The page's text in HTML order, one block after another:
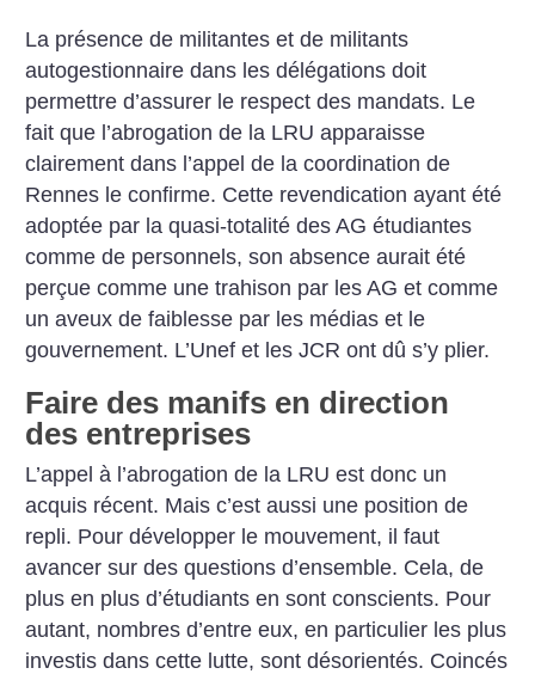
La présence de militantes et de militants
autogestionnaire dans les délégations doit
permettre d’assurer le respect des mandats. Le
fait que l’abrogation de la LRU apparaisse
clairement dans l’appel de la coordination de
Rennes le confirme. Cette revendication ayant été
adoptée par la quasi-totalité des AG étudiantes
comme de personnels, son absence aurait été
perçue comme une trahison par les AG et comme
un aveux de faiblesse par les médias et le
gouvernement. L’Unef et les JCR ont dû s’y plier.
Faire des manifs en direction
des entreprises
L’appel à l’abrogation de la LRU est donc un
acquis récent. Mais c’est aussi une position de
repli. Pour développer le mouvement, il faut
avancer sur des questions d’ensemble. Cela, de
plus en plus d’étudiants en sont conscients. Pour
autant, nombres d’entre eux, en particulier les plus
investis dans cette lutte, sont désorientés. Coincés